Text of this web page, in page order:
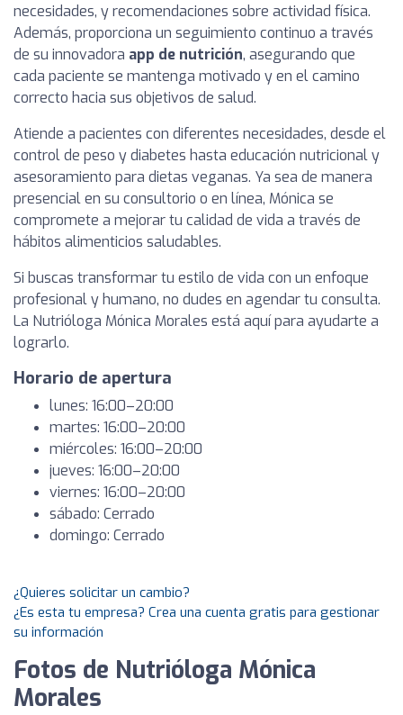
necesidades, y recomendaciones sobre actividad física.
Además, proporciona un seguimiento continuo a través
de su innovadora app de nutrición, asegurando que
cada paciente se mantenga motivado y en el camino
correcto hacia sus objetivos de salud.
Atiende a pacientes con diferentes necesidades, desde el
control de peso y diabetes hasta educación nutricional y
asesoramiento para dietas veganas. Ya sea de manera
presencial en su consultorio o en línea, Mónica se
compromete a mejorar tu calidad de vida a través de
hábitos alimenticios saludables.
Si buscas transformar tu estilo de vida con un enfoque
profesional y humano, no dudes en agendar tu consulta.
La Nutrióloga Mónica Morales está aquí para ayudarte a
lograrlo.
Horario de apertura
lunes: 16:00–20:00
martes: 16:00–20:00
miércoles: 16:00–20:00
jueves: 16:00–20:00
viernes: 16:00–20:00
sábado: Cerrado
domingo: Cerrado
¿Quieres solicitar un cambio?
¿Es esta tu empresa? Crea una cuenta gratis para gestionar
su información
Fotos de Nutrióloga Mónica
Morales